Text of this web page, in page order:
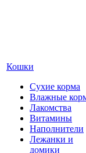
Кошки
Сухие корма
Влажные
Лакомства
Витамины
Наполнители
Лежанки и
домики